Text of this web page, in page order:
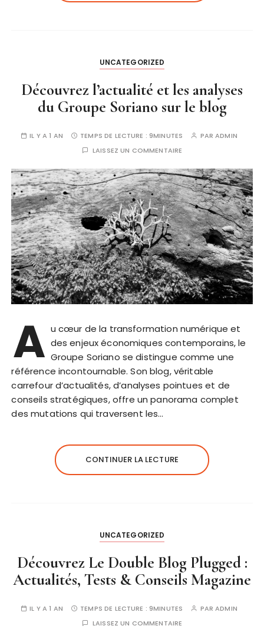
UNCATEGORIZED
Découvrez l’actualité et les analyses
du Groupe Soriano sur le blog
IL Y A 1 AN TEMPS DE LECTURE : 9MINUTES PARADMIN
LAISSEZ UN COMMENTAIRE
A u cœur de la transformation numérique et
des enjeux économiques contemporains, le
Groupe Soriano se distingue comme une
référence incontournable. Son blog, véritable
carrefour d’actualités, d’analyses pointues et de
conseils stratégiques, offre un panorama complet
des mutations qui traversent les…
CONTINUER LA LECTURE
UNCATEGORIZED
Découvrez Le Double Blog Plugged :
Actualités, Tests & Conseils Magazine
IL Y A 1 AN TEMPS DE LECTURE : 9MINUTES PARADMIN
LAISSEZ UN COMMENTAIRE